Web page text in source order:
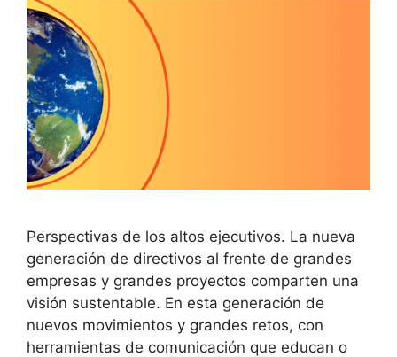
Perspectivas de los altos ejecutivos. La nueva
generación de directivos al frente de grandes
empresas y grandes proyectos comparten una
visión sustentable. En esta generación de
nuevos movimientos y grandes retos, con
herramientas de comunicación que educan o